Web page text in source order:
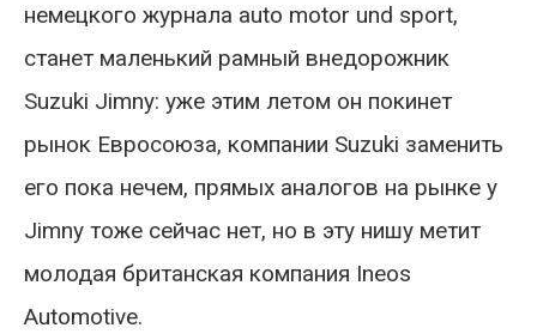
немецкого журнала auto motor und sport,
станет маленький рамный внедорожник
Suzuki Jimny: уже этим летом он покинет
рынок Евросоюза, компании Suzuki заменить
его пока нечем, прямых аналогов на рынке у
Jimny тоже сейчас нет, но в эту нишу метит
молодая британская компания Ineos
Automotive.